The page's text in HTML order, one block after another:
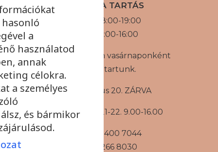
NYITVA TARTÁS
H-P: 08:00-19:00
SZ: 09:00-16:00
Augusztusban vasárnaponként
zárva tartunk.
Augusztus 20. ZÁRVA
Augusztus 21-22. 9.00-16.00
+36 30 400 7044
+36 1 266 8030
a
használatod
annak
célokra.
a személyes
és bármikor